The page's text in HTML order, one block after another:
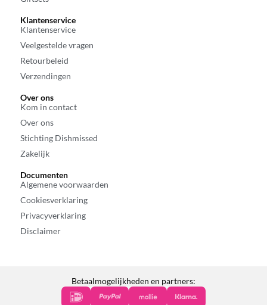
Klantenservice
Klantenservice
Veelgestelde vragen
Retourbeleid
Verzendingen
Over ons
Kom in contact
Over ons
Stichting Dishmissed
Zakelijk
Documenten
Algemene voorwaarden
Cookiesverklaring
Privacyverklaring
Disclaimer
Betaalmogelijkheden en partners: